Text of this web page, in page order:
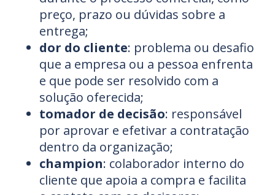
preço, prazo ou dúvidas sobre a
entrega;
dor do cliente: problema ou desafio
que a empresa ou a pessoa enfrenta
e que pode ser resolvido com a
solução oferecida;
tomador de decisão: responsável
por aprovar e efetivar a contratação
dentro da organização;
champion: colaborador interno do
cliente que apoia a compra e facilita